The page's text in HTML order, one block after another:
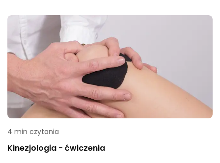
podejść do oczyszczania organizmu w rozsądny
sposób.
4 min czytania
Kinezjologia - ćwiczenia